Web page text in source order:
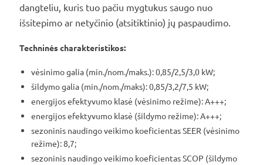
dangteliu, kuris tuo pačiu mygtukus saugo nuo
išsitepimo ar netyčinio (atsitiktinio) jų paspaudimo.
Techninės charakteristikos:
vėsinimo galia (min./nom./maks.): 0,85/2,5/3,0 kW;
šildymo galia (min./nom./maks): 0,85/3,2/7,5 kW;
energijos efektyvumo klasė (vėsinimo režime): A+++;
energijos efektyvumo klasė (šildymo režime): A+++;
sezoninis naudingo veikimo koeficientas SEER (vėsinimo
režime): 8,7;
sezoninis naudingo veikimo koeficientas SCOP (šildymo